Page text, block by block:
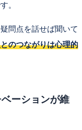
。
問点を話せば聞いて
のつながりは心理的
ーションが維